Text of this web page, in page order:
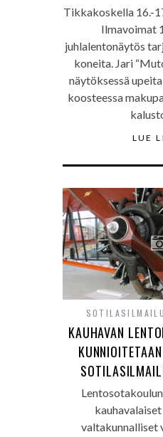
Tikkakoskella 16.-
Ilmavoimat
juhlalentonäytös
koneita. Jari
näytöksessä
koosteessa
LUE
SOTILASILMAILU
KAUHAVAN
valtakunnalliset